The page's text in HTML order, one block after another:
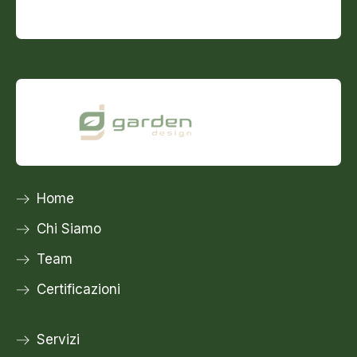
Home
Chi Siamo
Team
Certificazioni
Servizi